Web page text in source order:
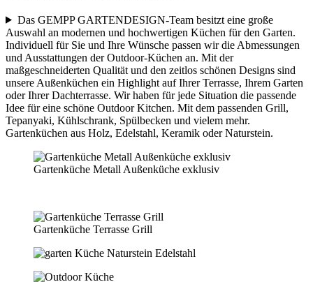
Das GEMPP GARTENDESIGN-Team besitzt eine große
Auswahl an modernen und hochwertigen Küchen für den Garten.
Individuell für Sie und Ihre Wünsche passen wir die Abmessungen
und Ausstattungen der Outdoor-Küchen an. Mit der
maßgeschneiderten Qualität und den zeitlos schönen Designs sind
unsere Außenküchen ein Highlight auf Ihrer Terrasse, Ihrem Garten
oder Ihrer Dachterrasse. Wir haben für jede Situation die passende
Idee für eine schöne Outdoor Kitchen. Mit dem passenden Grill,
Tepanyaki, Kühlschrank, Spülbecken und vielem mehr.
Gartenküchen aus Holz, Edelstahl, Keramik oder Naturstein.
Gartenküche Metall Außenküche exklusiv
Gartenküche Terrasse Grill